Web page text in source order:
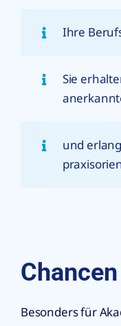
Ihre
Sie
und
Besonders für